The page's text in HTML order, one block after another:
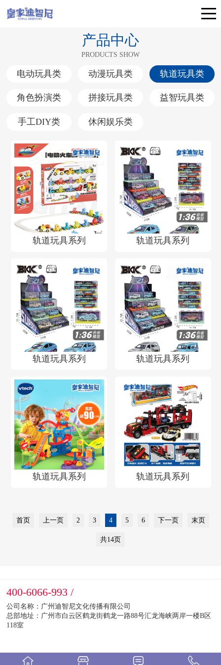
产品中心
PRODUCTS SHOW
电动玩具类 动漫玩具类 轨道玩具类
角色扮演类 拼接玩具类 益智玩具类
手工DIY类 休闲娱乐类
轨道玩具系列 轨道玩具系列
轨道玩具系列 轨道玩具系列
轨道玩具系列 轨道玩具系列
首页 上一页 2 3 4 5 6 下一页 末页
共14页
400-6066-993 /
公司名称：广州迪智尼文化传播有限公司
总部地址：广州市白云区鹤龙街鹤龙一路88号汇龙海峡两岸一楼B区
118室